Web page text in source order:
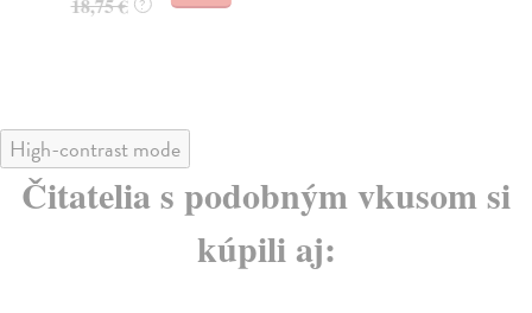
High-contrast mode
Čitatelia s podobným vkusom si
kúpili aj: